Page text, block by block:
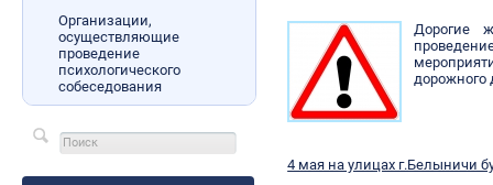
Организации,
осуществляющие
проведение
психологического
собеседования
Дорогие
дорожного
4 мая на улицах г.Белыничи